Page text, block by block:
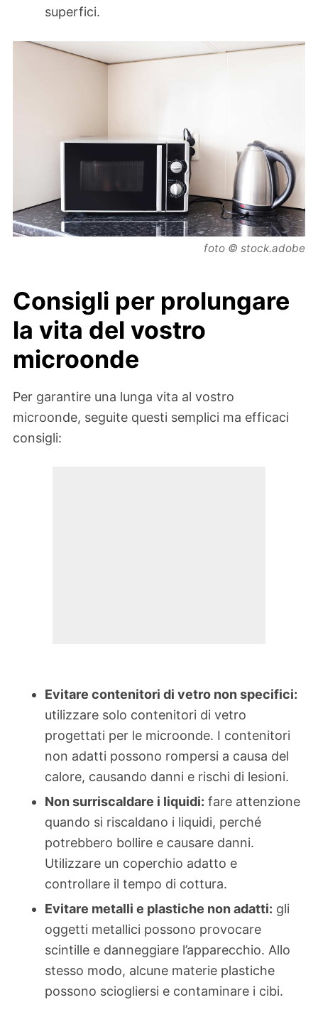
superfici.
foto © stock.adobe
Consigli per prolungare
la vita del vostro
microonde
Per garantire una lunga vita al vostro
microonde, seguite questi semplici ma efficaci
consigli:
Evitare contenitori di vetro non specifici:
utilizzare solo contenitori di vetro
progettati per le microonde. I contenitori
non adatti possono rompersi a causa del
calore, causando danni e rischi di lesioni.
Non surriscaldare i liquidi: fare attenzione
quando si riscaldano i liquidi, perché
potrebbero bollire e causare danni.
Utilizzare un coperchio adatto e
controllare il tempo di cottura.
Evitare metalli e plastiche non adatti: gli
oggetti metallici possono provocare
scintille e danneggiare l’apparecchio. Allo
stesso modo, alcune materie plastiche
possono sciogliersi e contaminare i cibi.